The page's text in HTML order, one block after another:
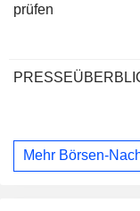
prüfen
Mehr Börsen-